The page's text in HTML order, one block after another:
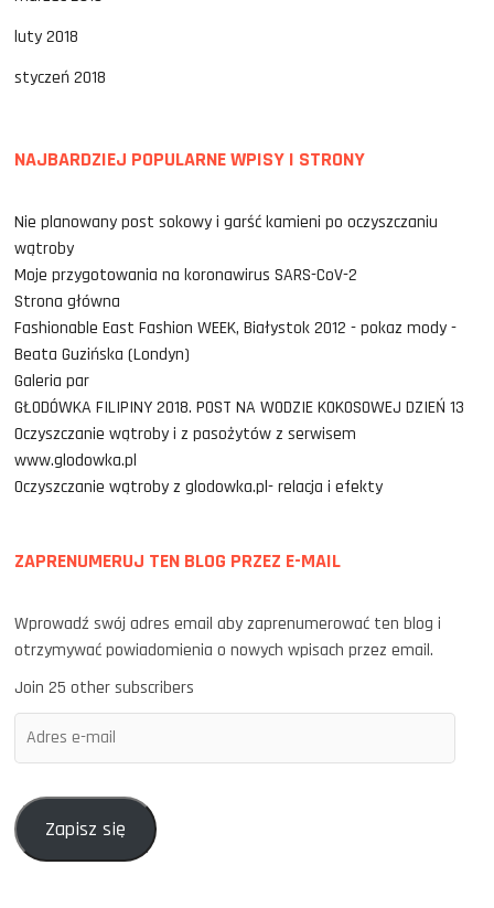
luty 2018
styczeń 2018
NAJBARDZIEJ POPULARNE WPISY I STRONY
Nie planowany post sokowy i garść kamieni po oczyszczaniu
wątroby
Moje przygotowania na koronawirus SARS-CoV-2
Strona główna
Fashionable East Fashion WEEK, Białystok 2012 - pokaz mody -
Beata Guzińska (Londyn)
Galeria par
GŁODÓWKA FILIPINY 2018. POST NA WODZIE KOKOSOWEJ DZIEŃ 13
Oczyszczanie wątroby i z pasożytów z serwisem
www.glodowka.pl
Oczyszczanie wątroby z glodowka.pl- relacja i efekty
ZAPRENUMERUJ TEN BLOG PRZEZ E-MAIL
Wprowadź swój adres email aby zaprenumerować ten blog i
otrzymywać powiadomienia o nowych wpisach przez email.
Join 25 other subscribers
Zapisz się